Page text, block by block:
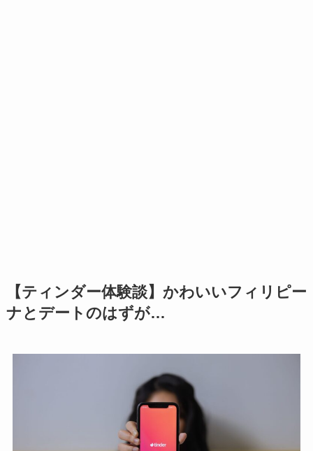
【ティンダー体験談】かわいいフィリピー
ナとデートのはずが…